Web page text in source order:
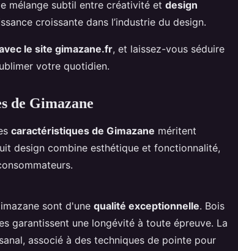
mélange subtil entre créativité et design
croissante dans l’industrie du design.
le site gimazane.fr, et laissez-vous séduire
votre quotidien.
de Gimazane
caractéristiques de Gimazane méritent
design combine esthétique et fonctionnalité,
sont d'une qualité exceptionnelle. Bois
garantissent une longévité à toute épreuve. La
associé à des techniques de pointe pour